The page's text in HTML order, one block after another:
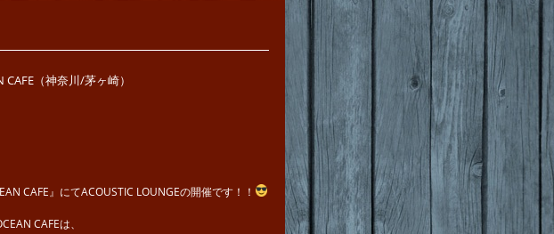
CAFE（神奈川/茅ヶ崎）
CAFE』にてACOUSTIC LOUNGEの開催です！！
CAFEは、